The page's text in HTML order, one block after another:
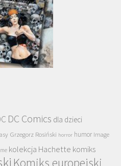
DC Comics dla dzieci
Grzegorz Rosiński horror humor Image
kolekcja Hachette komiks
Komiks europejski